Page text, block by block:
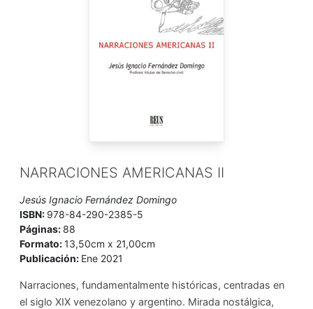
NARRACIONES AMERICANAS II
Jesús Ignacio Fernández Domingo
ISBN: 978-84-290-2385-5
Páginas: 88
Formato:13,50cm x 21,00cm
Publicación: Ene 2021
Narraciones, fundamentalmente históricas, centradas en
el siglo XIX venezolano y argentino. Mirada nostálgica,